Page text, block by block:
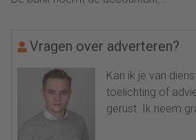
Vragen over adverteren?
Kan ik je van
toelichting of
gerust. Ik neem